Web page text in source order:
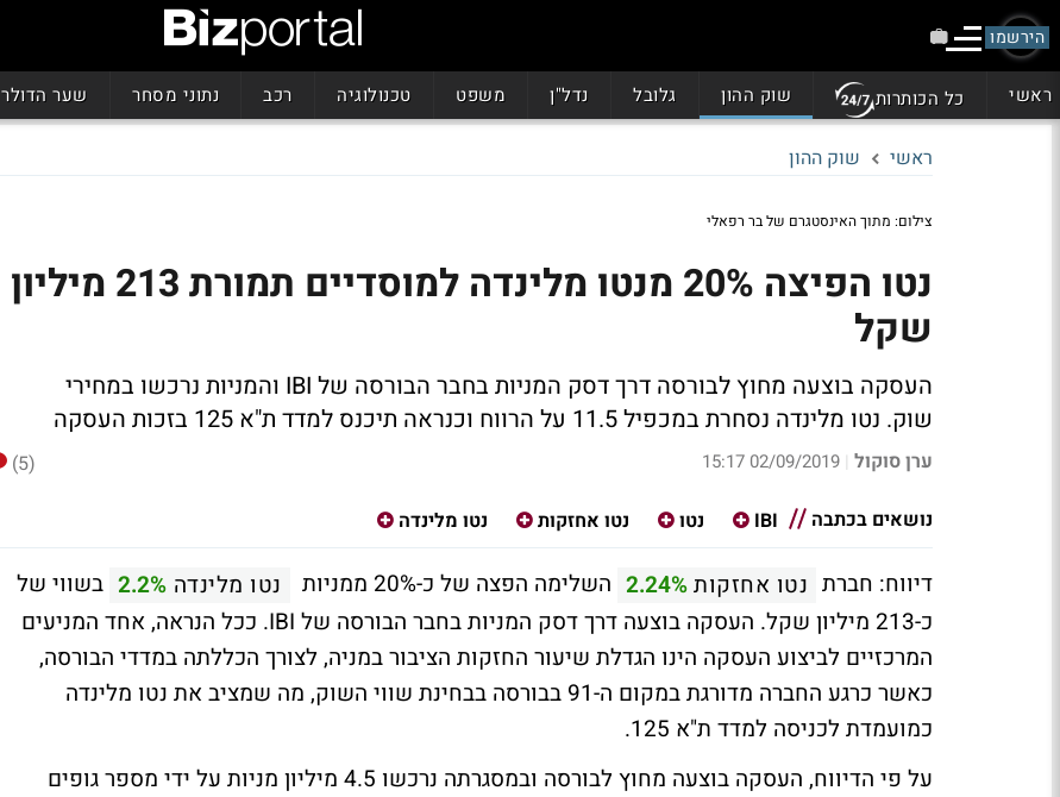
הירשמו
ראשי כל הכותרות שוק ההון גלובל נדל"ן משפט טכנולוגיה רכב נתוני מסחר שער הדולר
ראשי שוק ההון
צילום: מתוך האינסטגרם של בר רפאלי
נטו הפיצה 20% מנטו מלינדה למוסדיים תמורת 213 מיליון
שקל
העסקה בוצעה מחוץ לבורסה דרך דסק המניות בחבר הבורסה של IBI והמניות נרכשו במחירי
שוק. נטו מלינדה נסחרת במכפיל 11.5 על הרווח וכנראה תיכנס למדד ת"א 125 בזכות העסקה
ערן סוקול |
02/09/2019 15:17
(5)
נושאים בכתבה
IBI נטו נטו אחזקות נטו מלינדה
דיווח: חברת נטו אחזקות2.24% השלימה הפצה של כ-20% ממניות נטו מלינדה 2.2% בשווי של
כ-213 מיליון שקל. העסקה בוצעה דרך דסק המניות בחבר הבורסה של IBI. ככל הנראה, אחד המניעים
המרכזיים לביצוע העסקה הינו הגדלת שיעור החזקות הציבור במניה, לצורך הכללתה במדדי הבורסה,
כאשר כרגע החברה מדורגת במקום ה-91 בבורסה בבחינת שווי השוק, מה שמציב את נטו מלינדה
כמועמדת לכניסה למדד ת"א 125.
על פי הדיווח, העסקה בוצעה מחוץ לבורסה ובמסגרתה נרכשו 4.5 מיליון מניות על ידי מספר גופים